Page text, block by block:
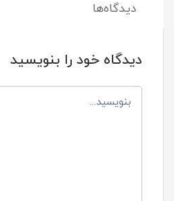
دیدگاه‌ها
دیدگاه خود را بنویسید